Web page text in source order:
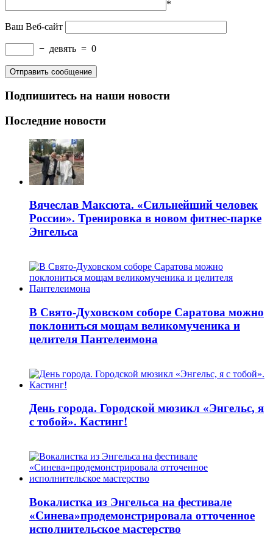
*
Ваш Веб-сайт
− девять = 0
Подпишитесь на наши новости
Последние новости
Вячеслав Максюта. «Сильнейший человек
России». Тренировка в новом фитнес-парке
Энгельса
В Свято-Духовском соборе Саратова можно
поклониться мощам великомученика и
целителя Пантелеимона
День города. Городской мюзикл «Энгельс, я
с тобой». Кастинг!
Вокалистка из Энгельса на фестивале
«Синева»продемонстрировала отточенное
исполнительское мастерство